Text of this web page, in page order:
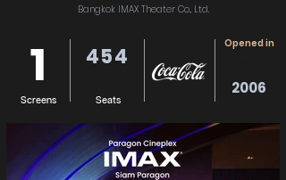
Bangkok IMAX Theater Co., Ltd.
1
Screens
454
Seats
Opened in
2006